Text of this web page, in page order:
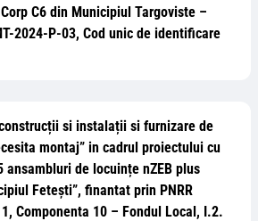
C6 din Municipiul Targoviste –
2024-P-03, Cod unic de identificare
si instalații si furnizare de
montaj” in cadrul proiectului cu
ansambluri de locuințe nZEB plus
Fetești”, finantat prin PNRR
Componenta 10 – Fondul Local, I.2.